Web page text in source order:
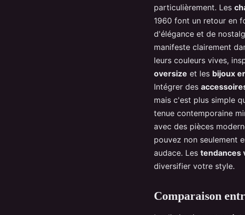
particulièrement. Les
1960 font un retour en
d'élégance et de
manifeste clairement
leurs couleurs vives,
oversize et les bijoux
Intégrer des
mais c'est plus simple
tenue contemporaine
avec des pièces
pouvez non seulement
audace. Les tendances
diversifier votre style.
Comparaison